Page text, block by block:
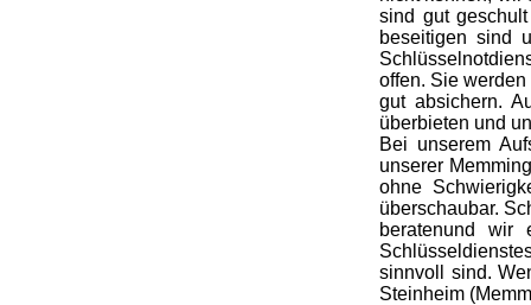
sind gut
beseitigen sind
offen. Sie
gut absichern.
überbieten und
Bei unserem
unserer
ohne
überschaubar.
beratenund wir
sinnvoll sind.
Steinheim